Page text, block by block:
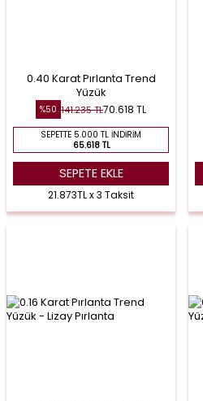
0.40 Karat Pırlanta Trend
Yüzük
%50 141.235TL70.618 TL
SEPETTE 5.000 TL İNDIRIM
65.618 TL
SEPETE EKLE
21.873TL x 3 Taksit